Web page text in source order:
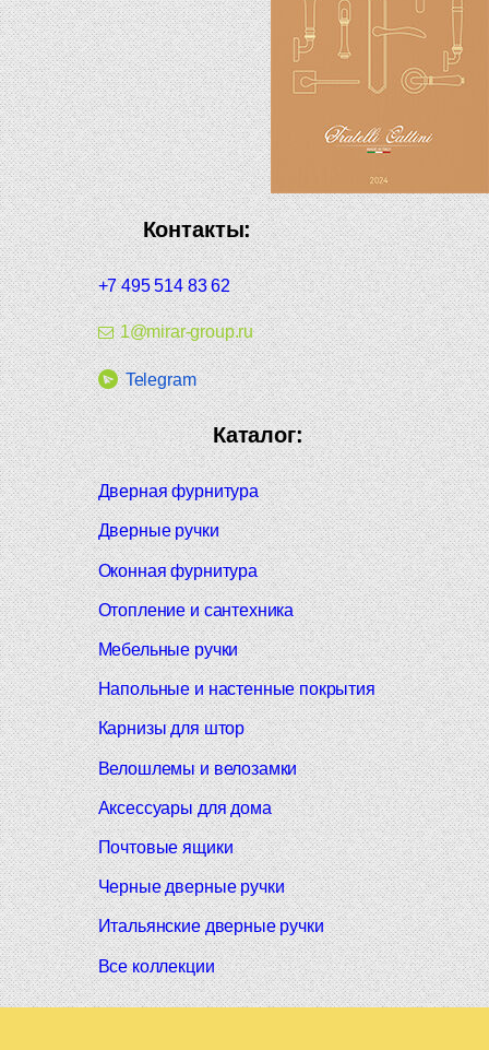
Контакты:
+7 495 514 83 62
1@mirar-group.ru
Telegram
Каталог:
Дверная фурнитура
Дверные ручки
Оконная фурнитура
Отопление и сантехника
Мебельные ручки
Напольные и настенные покрытия
Карнизы для штор
Велошлемы и велозамки
Аксессуары для дома
Почтовые ящики
Черные дверные ручки
Итальянские дверные ручки
Все коллекции